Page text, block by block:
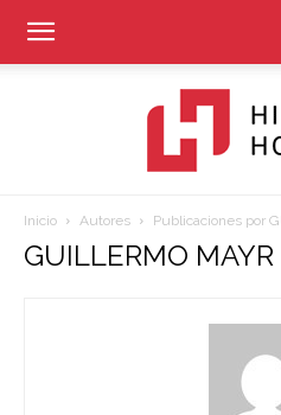
Inicio Autores Publicaciones por
GUILLERMO MAYR